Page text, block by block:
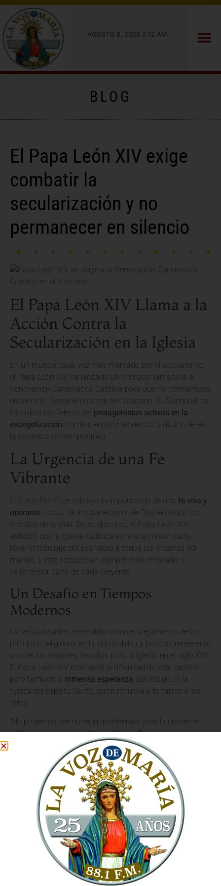
AGOSTO 8, 2026 2:12 AM
BLOG
El Papa León XIV exige
combatir la
secularización y no
permanecer en silencio
El Papa León XIV Llama a la
Acción Contra la
Secularización en la Iglesia
En un mundo cada vez más marcado por el secularismo,
el Papa León XIV ha lanzado un enérgico llamado a la
Renovación Carismática Católica para que no permanezca
en silencio. Desde el corazón del Vaticano, Su Santidad ha
instado a los fieles a ser protagonistas activos en la
evangelización , combatiendo la tendencia a diluir la fe en
la sociedad contemporánea.
La Urgencia de una Fe
Vibrante
El Sumo Pontífice subrayó la importancia de una fe viva y
operante, capaz de irradiar el amor de Dios en todos los
ámbitos de la vida. En su discurso, el Papa León XIV
enfatizó que la Iglesia Católica tiene una misión clara:
llevar el mensaje del Evangelio a todos los rincones del
mundo, y esto requiere un compromiso renovado y
valiente por parte de cada creyente.
Un Desafío en Tiempos
Modernos
La secularización, entendida como el alejamiento de los
principios religiosos en la vida pública y privada, representa
uno de los mayores desafíos para la Iglesia en el siglo XXI.
El Papa León XIV reconoció la dificultad de este camino,
pero también la inmensa esperanza que reside en la
fuerza del Espíritu Santo, quien renueva y fortalece a los
fieles.
“No podemos permanecer indiferentes ante la creciente
indiferencia religiosa”, afirmó el Santo Padre, haciendo
hincapié en la necesidad de una respuesta audaz y
. La Renovación Carismática, con su énfasis en
la experiencia personal del Espíritu, tiene un papel crucial
que desempeñar en este esfuerzo.
El Espíritu Santo como
Motor de la Misión
El Papa León XIV recordó a los miembros de la
Renovación Carismática que su carisma es un don del
Espíritu Santo destinado aedificar la Iglesia y a anunciar
. Les animó a ser “sembradores de